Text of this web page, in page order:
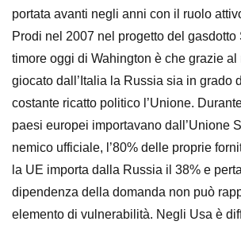
portata avanti negli anni con il ruolo
Prodi nel 2007 nel progetto del gasdotto
timore oggi di Wahington è che grazie
giocato dall’Italia la Russia sia in grado
costante ricatto politico l’Unione.
paesi europei importavano dall’Unione
nemico ufficiale, l’80% delle proprie
la UE importa dalla Russia il 38% e
dipendenza della domanda non può
elemento di vulnerabilità. Negli Usa è